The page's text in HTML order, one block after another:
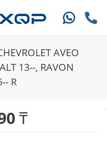
AVEO
13--, RAVON
R
₸